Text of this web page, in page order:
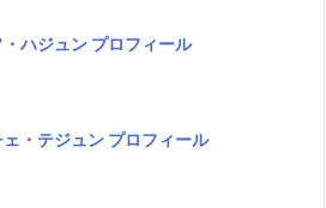
ハジュン プロフィール
・テジュン プロフィール